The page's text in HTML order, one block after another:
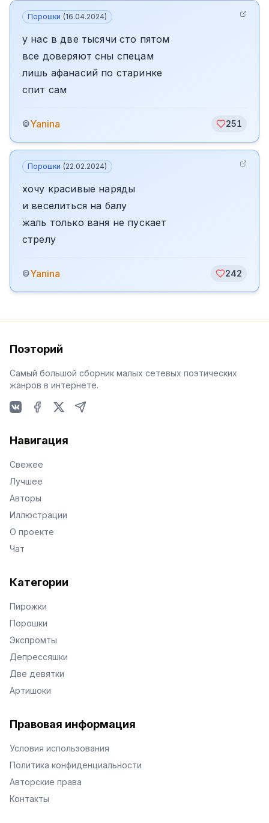
Порошки (16.04.2024)
у нас в две тысячи сто пятом
все доверяют сны спецам
лишь афанасий по старинке
спит сам
©Yanina 251
Порошки (22.02.2024)
хочу красивые наряды
и веселиться на балу
жаль только ваня не пускает
стрелу
©Yanina 242
Поэторий
Самый большой сборник малых сетевых поэтических
жанров в интернете.
Навигация
Свежее
Лучшее
Авторы
Иллюстрации
О проекте
Чат
Категории
Пирожки
Порошки
Экспромты
Депрессяшки
Две девятки
Артишоки
Правовая информация
Условия использования
Политика конфиденциальности
Авторские права
Контакты